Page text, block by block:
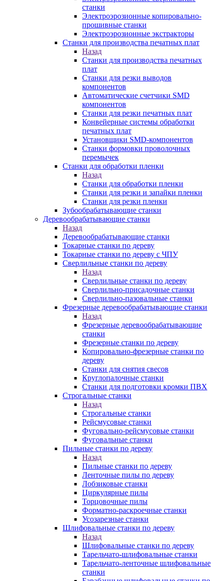
станки
Электроэрозионные копировально-
прошивные станки
Электроэрозионные экстракторы
Станки для производства печатных плат
Назад
Станки для производства печатных
плат
Станки для резки выводов
компонентов
Автоматические счетчики SMD
компонентов
Станки для резки печатных плат
Конвейерные системы обработки
печатных плат
Установщики SMD-компонентов
Станки формовки проволочных
перемычек
Станки для обработки пленки
Назад
Станки для обработки пленки
Станки для резки и запайки пленки
Станки для резки пленки
Зубообрабатывающие станки
Деревообрабатывающие станки
Назад
Деревообрабатывающие станки
Токарные станки по дереву
Токарные станки по дереву с ЧПУ
Сверлильные станки по дереву
Назад
Сверлильные станки по дереву
Сверлильно-присадочные станки
Сверлильно-пазовальные станки
Фрезерные деревообрабатывающие станки
Назад
Фрезерные деревообрабатывающие
станки
Фрезерные станки по дереву
Копировально-фрезерные станки по
дереву
Станки для снятия свесов
Круглопалочные станки
Станки для подготовки кромки ПВХ
Строгальные станки
Назад
Строгальные станки
Рейсмусовые станки
Фуговально-рейсмусовые станки
Фуговальные станки
Пильные станки по дереву
Назад
Пильные станки по дереву
Ленточные пилы по дереву
Лобзиковые станки
Циркулярные пилы
Торцовочные пилы
Форматно-раскроечные станки
Усозарезные станки
Шлифовальные станки по дереву
Назад
Шлифовальные станки по дереву
Тарельчато-шлифовальные станки
Тарельчато-ленточные шлифовальные
станки